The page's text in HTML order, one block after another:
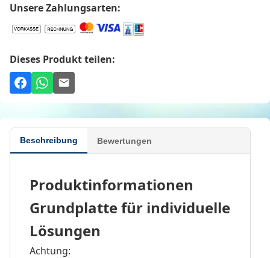
Unsere Zahlungsarten:
Dieses Produkt teilen:
Beschreibung Bewertungen
Produktinformationen
Grundplatte für individuelle
Lösungen
Achtung: